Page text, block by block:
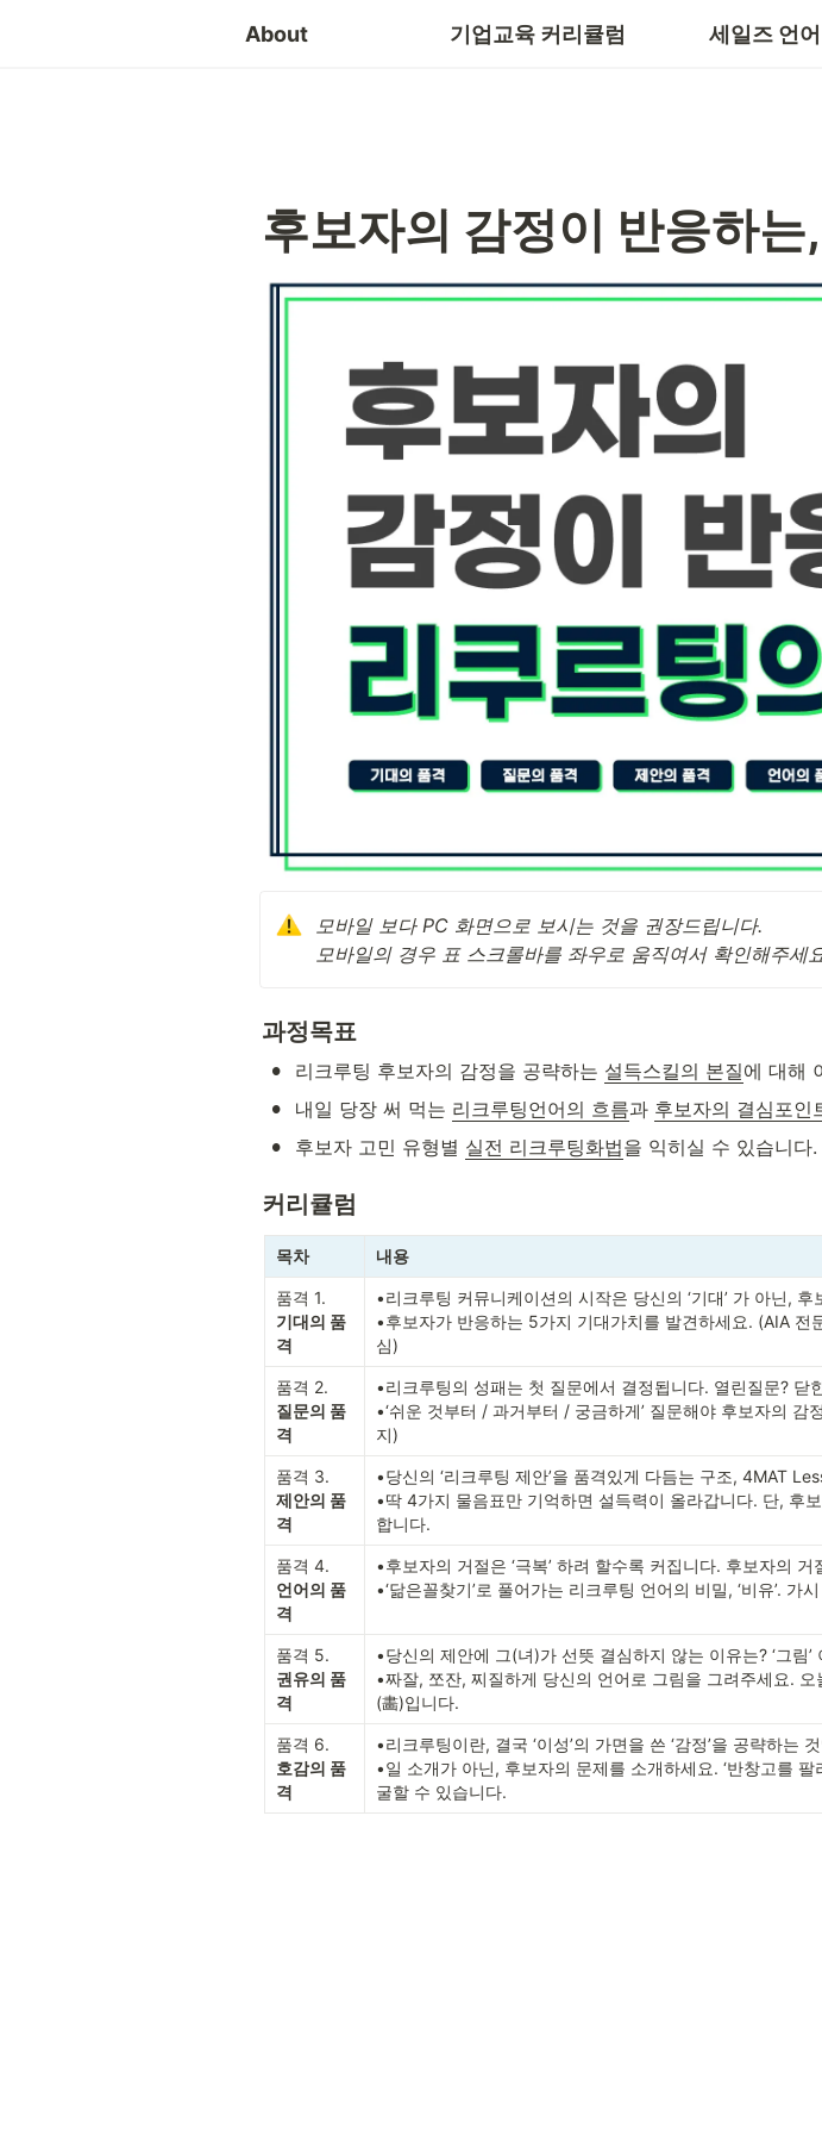
About 기업교육 커리큘럼 세일즈 언
소통 스킬
후보자의 감정이 반응하는
모바일 보다 PC 화면으로 보시는 것을 권장드립니다.
모바일의 경우 표 스크롤바를 좌우로 움직여서 확인해주세
과정목표
• 리크루팅 후보자의 감정을 공략하는 설득스킬의 본질에 대해
• 내일 당장 써 먹는 리크루팅언어의 흐름과 후보자의 결심포인
• 후보자 고민 유형별 실전 리크루팅화법을 익히실 수 있습니다.
커리큘럼
목차 내용
품격 1.
기대의 품
격
•리크루팅 커뮤니케이션의 시작은 당신의 ‘기대’ 가 아닌, 후
•후보자가 반응하는 5가지 기대가치를 발견하세요. (AIA
심)
품격 2.
질문의 품
격
•리크루팅의 성패는 첫 질문에서 결정됩니다. 열린질문? 닫
•‘쉬운 것부터 / 과거부터 / 궁금하게’ 질문해야 후보자의
지)
품격 3.
제안의 품
격
•당신의 ‘리크루팅 제안’을 품격있게 다듬는 구조, 4MAT
•딱 4가지 물음표만 기억하면 설득력이 올라갑니다. 단, 후
합니다.
품격 4.
언어의 품
격
•후보자의 거절은 ‘극복’ 하려 할수록 커집니다. 후보자의 거
•‘닮은꼴찾기’로 풀어가는 리크루팅 언어의 비밀, ‘비유’.
품격 5.
권유의 품
격
•당신의 제안에 그(녀)가 선뜻 결심하지 않는 이유는? ‘그림
•짜잘, 쪼잔, 찌질하게 당신의 언어로 그림을 그려주세요.
(畵)입니다.
품격 6.
호감의 품
격
•리크루팅이란, 결국 ‘이성’의 가면을 쓴 ‘감정’을 공략하
•일 소개가 아닌, 후보자의 문제를 소개하세요. ‘반창고를
굴할 수 있습니다.